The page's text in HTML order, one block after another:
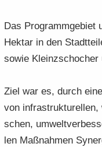
Das Pro­gramm­ge­biet
Hekt­ar in den
sowie Kleinzschoch­er
Ziel war es, durch
von
schen,
len Maß­nah­men